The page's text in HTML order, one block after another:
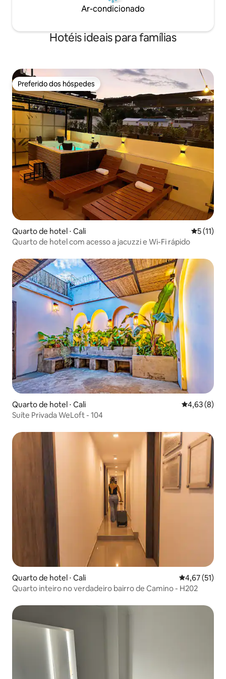
Ar-condicionado
Hotéis ideais para famílias
Preferido dos hóspedes
Preferido dos hóspedes
Quarto de hotel ⋅ Cali 5 de uma
5 (11)
Quarto de hotel com acesso a jacuzzi e Wi-Fi rápido
Quarto de hotel ⋅ Cali 4,63 de uma
4,63 (8)
Suíte Privada WeLoft - 104
Quarto de hotel ⋅ Cali 4,67 de uma
4,67 (51)
Quarto inteiro no verdadeiro bairro de Camino - H202